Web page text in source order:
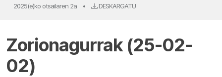
2025(e)ko otsailaren 2a • DESKARGATU
Zorionagurrak (25-02-
02)